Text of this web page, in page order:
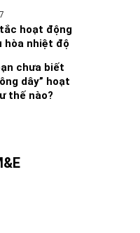
hoạt động
hòa nhiệt độ
chưa biết
dây” hoạt
thế nào?